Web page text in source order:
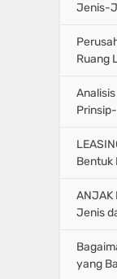
Jenis-
Ruang
Bentuk
ANJAK
Jenis
yang